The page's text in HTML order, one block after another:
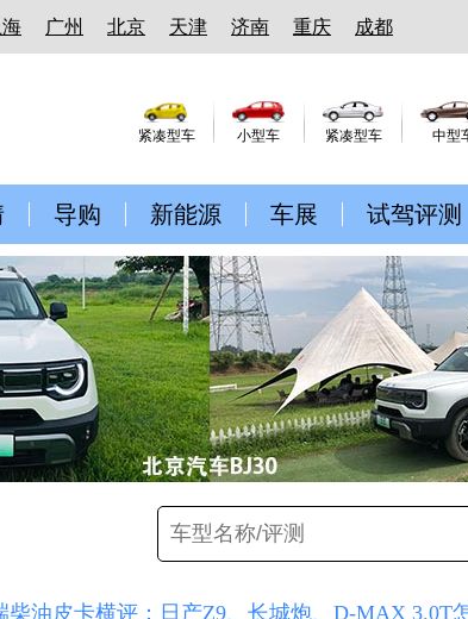
海 广州 北京 天津 济南 重庆 成都
紧凑型车 小型车 紧凑型车 中型
导购 新能源 车展 试驾评测
柴油皮卡横评：日产Z9、长城炮、D-MAX 3.0T